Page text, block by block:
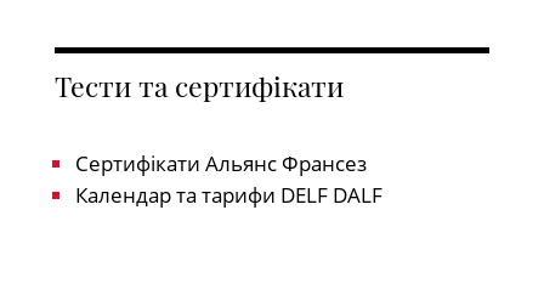
Тести та сертифікати
Сертифікати Альянс Франсез
Календар та тарифи DELF DALF